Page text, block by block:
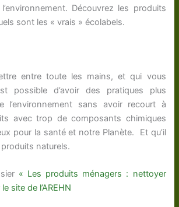
Découvrez les produits
sont les « vrais » écolabels.
entre toute les mains, et qui vous
possible d’avoir des pratiques plus
l’environnement sans avoir recourt à
avec trop de composants chimiques
pour la santé et notre Planète. Et qu’il
naturels.
« Les produits ménagers : nettoyer
site de l’AREHN